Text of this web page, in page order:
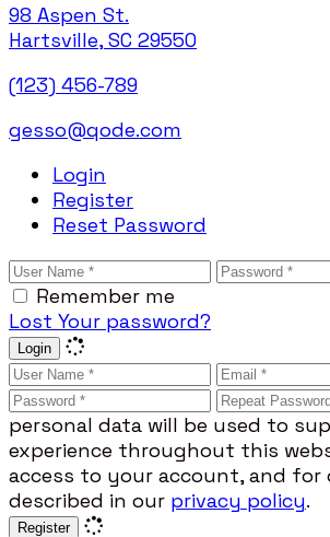
98 Aspen St.
Hartsville, SC 29550
(123) 456-789
gesso@qode.com
Login
Register
Reset Password
Remember me
Lost Your password?
Login
personal data will be used to
experience throughout this
access to your account, and for
described in our privacy policy.
Register